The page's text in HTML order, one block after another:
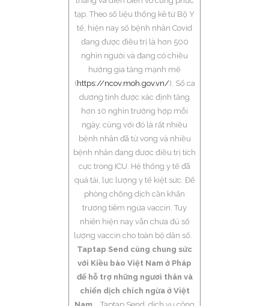
tạp. Theo số liệu thống kê từ Bộ Y
tế, hiện nay số bệnh nhân Covid
đang được điều trị là hơn 500
nghìn người và đang có chiều
hướng gia tăng mạnh mẽ
(https://ncov.moh.gov.vn/). Số ca
dương tính được xác định tăng
hơn 10 nghìn trường hợp mỗi
ngày, cùng với đó là rất nhiều
bệnh nhân đã tử vong và nhiều
bệnh nhân đang được điều trị tích
cực trong ICU. Hệ thống y tế đã
quá tải, lực lượng y tế kiệt sức. Để
phòng chống dịch cần khẩn
trương tiêm ngừa vaccin. Tuy
nhiên hiện nay vẫn chưa đủ số
lượng vaccin cho toàn bộ dân số.
Taptap Send cùng chung sức
với Kiều bào Việt Nam ở Pháp
để hỗ trợ những ngươì thân và
chiến dịch chích ngừa ở Việt